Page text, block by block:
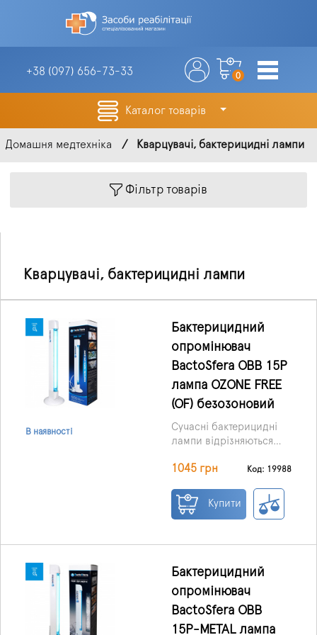
+38 (097) 656-73-33 0
Каталог товарів
Домашня медтехніка Кварцувачі, бактерицидні лампи
Фільтр товарів
Кварцувачі, бактерицидні лампи
В наявності
Бактерицидний
опромінювач
BactoSfera OBB 15P
лампа OZONE FREE
(OF) безозоновий
Сучасні бактерицидні
лампи відрізняються
широким спектром дії,
простотою
застосування.
Всі ці
Sfera,що презентується
тут, оснащеному
безозоновою лампою.
OZONE FREE:
бактерицидна лампа,
9000 год.
Можна не провітрювати
кімнату.
1045 грн Код: 19988
Купити
Бактерицидний
опромінювач
BactoSfera OBB
15P-METAL лампа